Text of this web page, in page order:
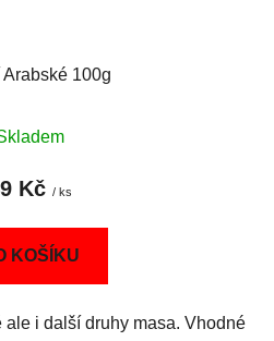
Arabské 100g
Kč / ks
KOŠÍKU
i další druhy masa. Vhodné